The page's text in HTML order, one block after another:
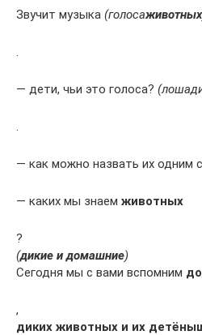
Звучит музыка (голосаживотных
.
— дети, чьи это голоса?
.
— как можно назвать их одним
— каких мы знаем животных
?
(дикие и домашние)
Сегодня мы с вами вспомним
,
диких животных и их